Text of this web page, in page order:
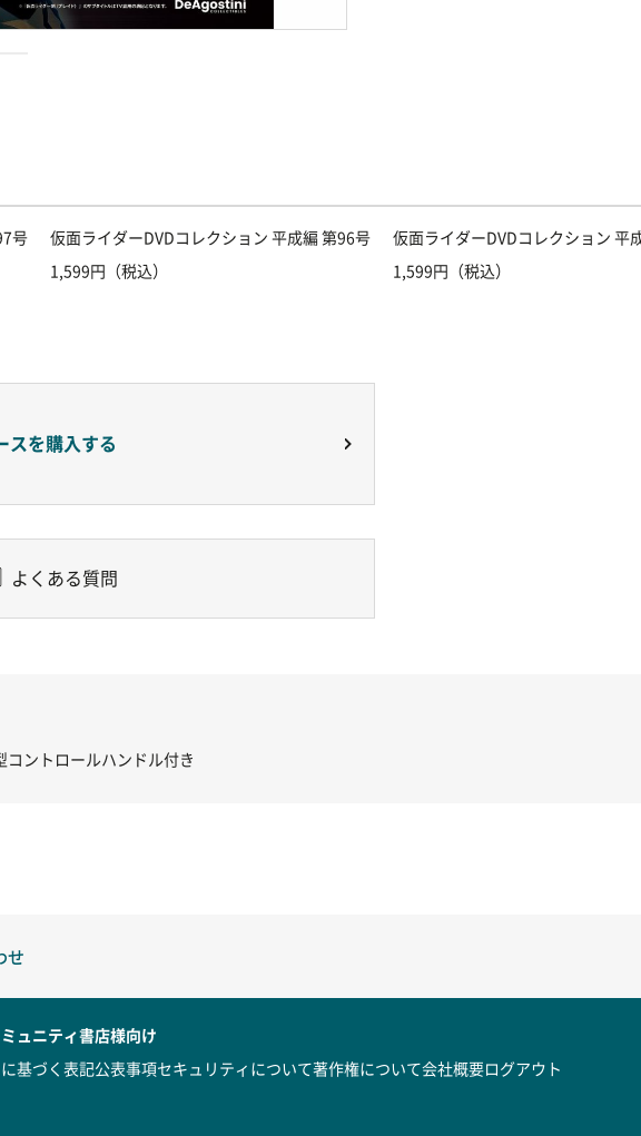
号
仮面ライダーDVDコレクション 平成編 第96号
1,599円（税込）
仮面ライダーDVDコレクション 平
1,599円（税込）
スを購入する
よくある質問
コントロールハンドル付き コントローラー＆ポイント切り替えスイッチRC-02/C002 /A062
せ
ュニティ書店様向け
基づく表記公表事項セキュリティについて著作権について会社概要ログアウト